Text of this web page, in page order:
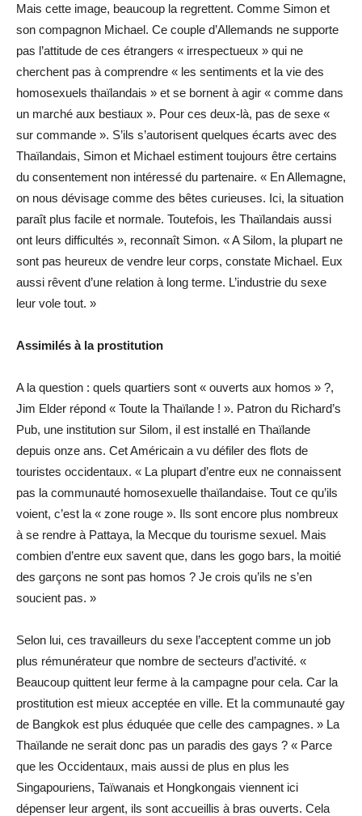
Mais cette image, beaucoup la regrettent. Comme Simon et
son compagnon Michael. Ce couple d’Allemands ne supporte
pas l’attitude de ces étrangers « irrespectueux » qui ne
cherchent pas à comprendre « les sentiments et la vie des
homosexuels thaïlandais » et se bornent à agir « comme dans
un marché aux bestiaux ». Pour ces deux-là, pas de sexe «
sur commande ». S’ils s’autorisent quelques écarts avec des
Thaïlandais, Simon et Michael estiment toujours être certains
du consentement non intéressé du partenaire. « En Allemagne,
on nous dévisage comme des bêtes curieuses. Ici, la situation
paraît plus facile et normale. Toutefois, les Thaïlandais aussi
ont leurs difficultés », reconnaît Simon. « A Silom, la plupart ne
sont pas heureux de vendre leur corps, constate Michael. Eux
aussi rêvent d’une relation à long terme. L’industrie du sexe
leur vole tout. »
Assimilés à la prostitution
A la question : quels quartiers sont « ouverts aux homos » ?,
Jim Elder répond « Toute la Thaïlande ! ». Patron du Richard’s
Pub, une institution sur Silom, il est installé en Thaïlande
depuis onze ans. Cet Américain a vu défiler des flots de
touristes occidentaux. « La plupart d’entre eux ne connaissent
pas la communauté homosexuelle thaïlandaise. Tout ce qu’ils
voient, c’est la « zone rouge ». Ils sont encore plus nombreux
à se rendre à Pattaya, la Mecque du tourisme sexuel. Mais
combien d’entre eux savent que, dans les gogo bars, la moitié
des garçons ne sont pas homos ? Je crois qu’ils ne s’en
soucient pas. »
Selon lui, ces travailleurs du sexe l’acceptent comme un job
plus rémunérateur que nombre de secteurs d’activité. «
Beaucoup quittent leur ferme à la campagne pour cela. Car la
prostitution est mieux acceptée en ville. Et la communauté gay
de Bangkok est plus éduquée que celle des campagnes. » La
Thaïlande ne serait donc pas un paradis des gays ? « Parce
que les Occidentaux, mais aussi de plus en plus les
Singapouriens, Taïwanais et Hongkongais viennent ici
dépenser leur argent, ils sont accueillis à bras ouverts. Cela